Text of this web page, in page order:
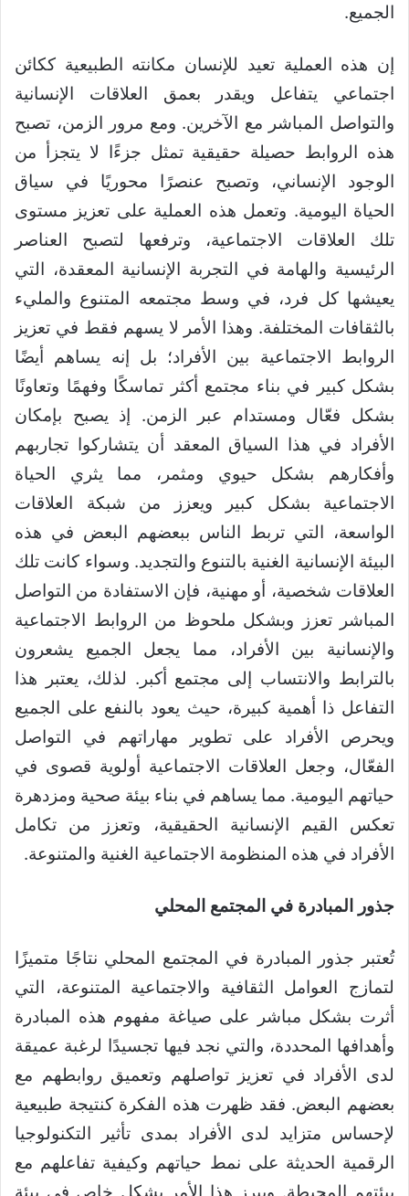
الجميع.
إن هذه العملية تعيد للإنسان مكانته الطبيعية ككائن
اجتماعي يتفاعل ويقدر بعمق العلاقات الإنسانية
والتواصل المباشر مع الآخرين. ومع مرور الزمن، تصبح
هذه الروابط حصيلة حقيقية تمثل جزءًا لا يتجزأ من
الوجود الإنساني، وتصبح عنصرًا محوريًا في سياق
الحياة اليومية. وتعمل هذه العملية على تعزيز مستوى
تلك العلاقات الاجتماعية، وترفعها لتصبح العناصر
الرئيسية والهامة في التجربة الإنسانية المعقدة، التي
يعيشها كل فرد، في وسط مجتمعه المتنوع والمليء
بالثقافات المختلفة. وهذا الأمر لا يسهم فقط في تعزيز
الروابط الاجتماعية بين الأفراد؛ بل إنه يساهم أيضًا
بشكل كبير في بناء مجتمع أكثر تماسكًا وفهمًا وتعاونًا
بشكل فعّال ومستدام عبر الزمن. إذ يصبح بإمكان
الأفراد في هذا السياق المعقد أن يتشاركوا تجاربهم
وأفكارهم بشكل حيوي ومثمر، مما يثري الحياة
الاجتماعية بشكل كبير ويعزز من شبكة العلاقات
الواسعة، التي تربط الناس ببعضهم البعض في هذه
البيئة الإنسانية الغنية بالتنوع والتجديد. وسواء كانت تلك
العلاقات شخصية، أو مهنية، فإن الاستفادة من التواصل
المباشر تعزز وبشكل ملحوظ من الروابط الاجتماعية
والإنسانية بين الأفراد، مما يجعل الجميع يشعرون
بالترابط والانتساب إلى مجتمع أكبر. لذلك، يعتبر هذا
التفاعل ذا أهمية كبيرة، حيث يعود بالنفع على الجميع
ويحرص الأفراد على تطوير مهاراتهم في التواصل
الفعّال، وجعل العلاقات الاجتماعية أولوية قصوى في
حياتهم اليومية. مما يساهم في بناء بيئة صحية ومزدهرة
تعكس القيم الإنسانية الحقيقية، وتعزز من تكامل
الأفراد في هذه المنظومة الاجتماعية الغنية والمتنوعة.
جذور المبادرة في المجتمع المحلي
تُعتبر جذور المبادرة في المجتمع المحلي نتاجًا متميزًا
لتمازج العوامل الثقافية والاجتماعية المتنوعة، التي
أثرت بشكل مباشر على صياغة مفهوم هذه المبادرة
وأهدافها المحددة، والتي نجد فيها تجسيدًا لرغبة عميقة
لدى الأفراد في تعزيز تواصلهم وتعميق روابطهم مع
بعضهم البعض. فقد ظهرت هذه الفكرة كنتيجة طبيعية
لإحساس متزايد لدى الأفراد بمدى تأثير التكنولوجيا
الرقمية الحديثة على نمط حياتهم وكيفية تفاعلهم مع
بيئتهم المحيطة. ويبرز هذا الأمر بشكل خاص في بيئة